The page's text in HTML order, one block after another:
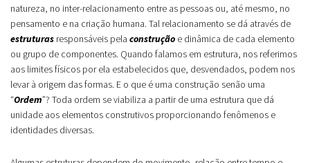
natureza, no inter-relacionamento entre as pessoas ou, até mesmo, no
pensamento e na criação humana. Tal relacionamento se dá através de
estruturas responsáveis pela construção e dinâmica de cada elemento
ou grupo de componentes. Quando falamos em estrutura, nos referimos
aos limites físicos por ela estabelecidos que, desvendados, podem nos
levar à origem das formas. E o que é uma construção senão uma
“Ordem”? Toda ordem se viabiliza a partir de uma estrutura que dá
unidade aos elementos construtivos proporcionando fenômenos e
identidades diversas.